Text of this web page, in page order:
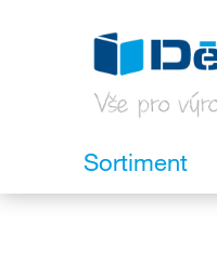
Sortiment